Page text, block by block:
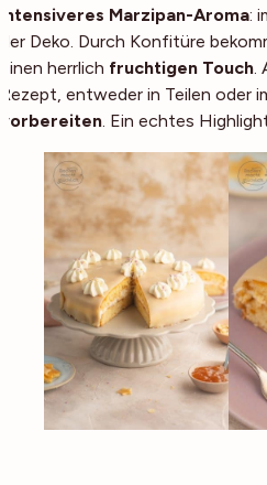
intensiveres Marzipan-Aroma:
der Deko. Durch Konfitüre
einen herrlich fruchtigen Touch.
Rezept, entweder in Teilen oder
vorbereiten. Ein echtes